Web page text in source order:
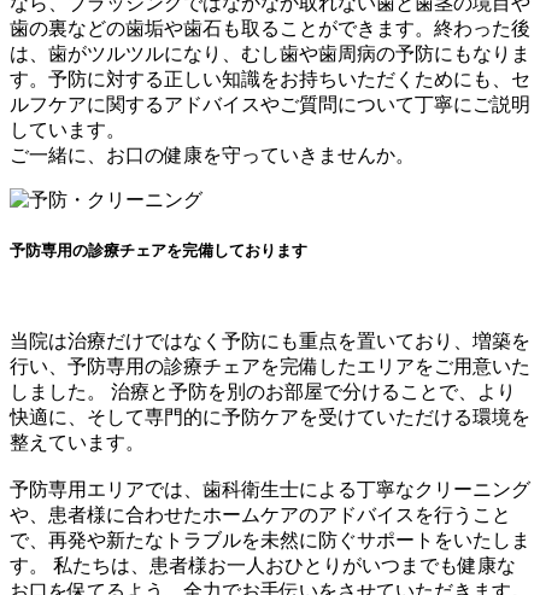
歯の裏などの歯垢や歯石も取ることができます。終わった後
は、歯がツルツルになり、むし歯や歯周病の予防にもなりま
す。予防に対する正しい知識をお持ちいただくためにも、セ
ルフケアに関するアドバイスやご質問について丁寧にご説明
しています。
ご一緒に、お口の健康を守っていきませんか。
予防専用の診療チェアを完備しております
当院は治療だけではなく予防にも重点を置いており、増築を
行い、予防専用の診療チェアを完備したエリアをご用意いた
しました。 治療と予防を別のお部屋で分けることで、より
快適に、そして専門的に予防ケアを受けていただける環境を
整えています。
予防専用エリアでは、歯科衛生士による丁寧なクリーニング
や、患者様に合わせたホームケアのアドバイスを行うこと
で、再発や新たなトラブルを未然に防ぐサポートをいたしま
す。 私たちは、患者様お一人おひとりがいつまでも健康な
お口を保てるよう、全力でお手伝いをさせていただきます。